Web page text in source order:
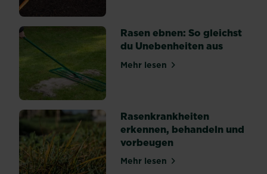
Jungpflanzen
von
Rasen ebnen: So gleichst
du Unebenheiten aus
Mehr lesenüber Rasen ebnen: So
Rasenkrankheiten
erkennen, behandeln und
vorbeugen
Mehr lesenüber Rasenkrankheiten